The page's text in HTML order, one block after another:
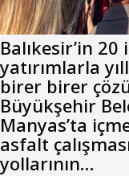
Balıkesir’in
yatırımlarla
birer birer
Büyükşehir
Manyas’ta
asfalt
yollarının…